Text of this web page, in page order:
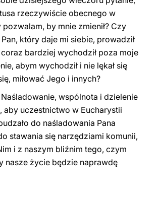
rzeczywiście obecnego w
by mnie zmienił? Czy
który daje mi siebie, prowadził
bardziej wychodził poza moje
abym wychodził i nie lękał się
miłować Jego i innych?
wspólnota i dzielenie
aby uczestnictwo w Eucharystii
do naśladowania Pana
stawania się narzędziami komunii,
i z naszym bliźnim tego, czym
nasze życie będzie naprawdę